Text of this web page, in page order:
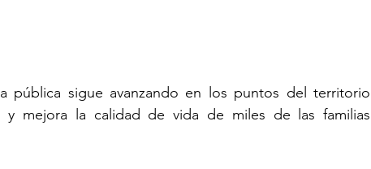
pública sigue avanzando en los puntos del territorio
y mejora la calidad de vida de miles de las familias